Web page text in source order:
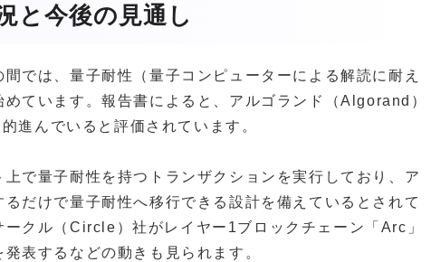
と今後の見通し
では、量子耐性（量子コンピューターによる解読に耐え
ています。報告書によると、アルゴランド（Algorand）
進んでいると評価されています。
で量子耐性を持つトランザクションを実行しており、ア
だけで量子耐性へ移行できる設計を備えているとされて
クル（Circle）社がレイヤー1ブロックチェーン「Arc」
表するなどの動きも見られます。